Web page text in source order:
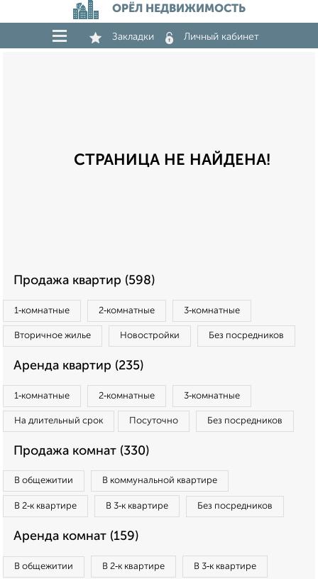
ОРЁЛ НЕДВИЖИМОСТЬ
Закладки Личный кабинет
СТРАНИЦА НЕ НАЙДЕНА!
Продажа квартир (598)
1‑комнатные 2‑комнатные 3‑комнатные
Вторичное жилье Новостройки Без посредников
Аренда квартир (235)
1‑комнатные 2‑комнатные 3‑комнатные
На длительный срок Посуточно Без посредников
Продажа комнат (330)
В общежитии В коммунальной квартире
В 2‑к квартире В 3‑к квартире Без посредников
Аренда комнат (159)
В общежитии В 2‑к квартире В 3‑к квартире